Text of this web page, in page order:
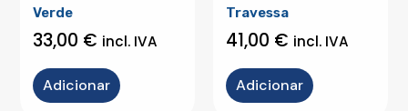
Verde
33,00 € incl. IVA
Adicionar
Travessa
41,00 € incl. IVA
Adicionar